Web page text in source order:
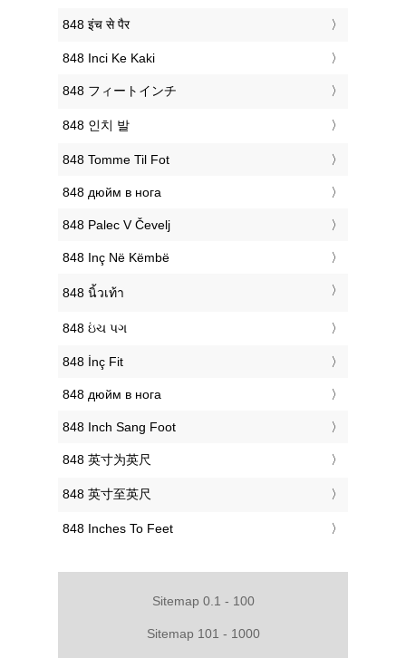
‎848 इंच से पैर
‎848 Inci Ke Kaki
‎848 フィートインチ
‎848 인치 발
‎848 Tomme Til Fot
‎848 дюйм в нога
‎848 Palec V Čevelj
‎848 Inç Në Këmbë
‎848 นิ้วเท้า
‎848 ઇંચ પગ
‎848 İnç Fit
‎848 дюйм в нога
‎848 Inch Sang Foot
‎848 英寸为英尺
‎848 英寸至英尺
‎848 Inches To Feet
Sitemap 0.1 - 100
Sitemap 101 - 1000